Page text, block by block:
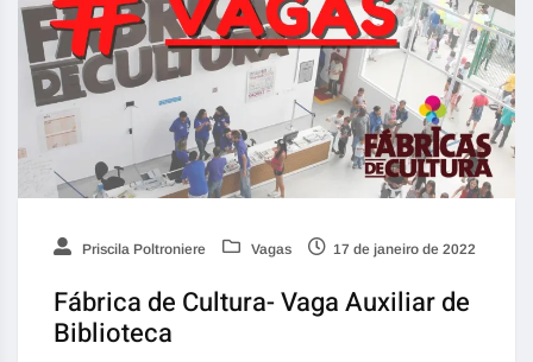
Priscila Poltroniere Vagas 17 de janeiro de 2022
Fábrica de Cultura- Vaga Auxiliar de
Biblioteca